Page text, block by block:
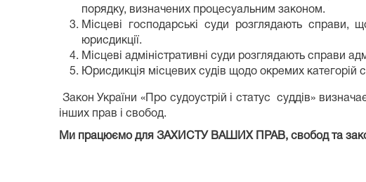
порядку, визначених процесуальним законом.
Місцеві господарські суди розглядають справи,
юрисдикції.
Місцеві адміністративні суди розглядають справи
Юрисдикція місцевих судів щодо окремих категорій
Закон України «Про судоустрій і статус суддів»
інших прав і свобод.
Ми працюємо для ЗАХИСТУ ВАШИХ ПРАВ, свобод та